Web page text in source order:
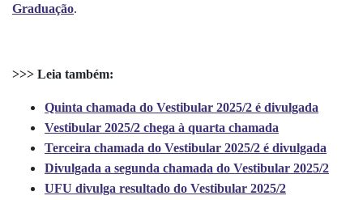
Graduação.
>>> Leia também:
Quinta chamada do Vestibular 2025/2 é divulgada
Vestibular 2025/2 chega à quarta chamada
Terceira chamada do Vestibular 2025/2 é divulgada
Divulgada a segunda chamada do Vestibular 2025/2
UFU divulga resultado do Vestibular 2025/2